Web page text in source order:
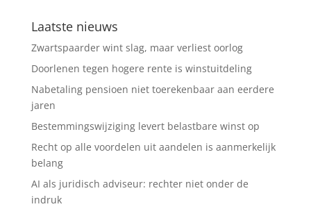
Laatste nieuws
Zwartspaarder wint slag, maar verliest oorlog
Doorlenen tegen hogere rente is winstuitdeling
Nabetaling pensioen niet toerekenbaar aan eerdere
jaren
Bestemmingswijziging levert belastbare winst op
Recht op alle voordelen uit aandelen is aanmerkelijk
belang
AI als juridisch adviseur: rechter niet onder de
indruk